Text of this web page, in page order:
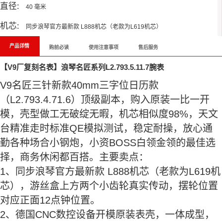
直径: 40 毫米
机芯: 同步浪琴官方最新款 L888机芯（老款为L619机芯）
产品详情 购前必读 使用注意事项 售后服务
【V9厂复刻名表】浪琴名匠系列L2.793.5.11.7腕表
V9名匠三针新款40mm三字位日历款
（L2.793.4.71.6）顶级副本，购入原装一比一开
模，壳型做工无破绽无暇，机芯相似度98%，天文
台精准走时标准QE模拟测试，稳定耐操，放心通
勤各种场合小钢炮，小资BOSS白领金领的最佳选
择，商务休闲都百搭。主要卖点：
1、同步浪琴官方最新款 L888机芯（老款为L619机
芯），游丝盒上方两个小齿轮真实传动，摆轮位置
对应正面12点钟位置。
2、德国CNC数控设备开模原装表壳，一体成型，